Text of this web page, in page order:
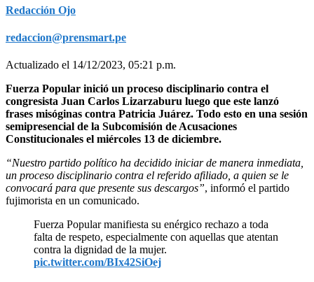
Redacción Ojo
redaccion@prensmart.pe
Actualizado el 14/12/2023, 05:21 p.m.
Fuerza Popular inició un proceso disciplinario contra el
congresista Juan Carlos Lizarzaburu luego que este lanzó
frases misóginas contra Patricia Juárez. Todo esto en una sesión
semipresencial de la Subcomisión de Acusaciones
Constitucionales el miércoles 13 de diciembre.
“Nuestro partido político ha decidido iniciar de manera inmediata,
un proceso disciplinario contra el referido afiliado, a quien se le
convocará para que presente sus descargos”, informó el partido
fujimorista en un comunicado.
Fuerza Popular manifiesta su enérgico rechazo a toda
falta de respeto, especialmente con aquellas que atentan
contra la dignidad de la mujer.
pic.twitter.com/BIx42SiOej